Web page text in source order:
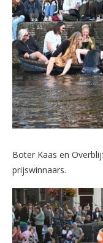
Boter Kaas en
prijswinnaars.